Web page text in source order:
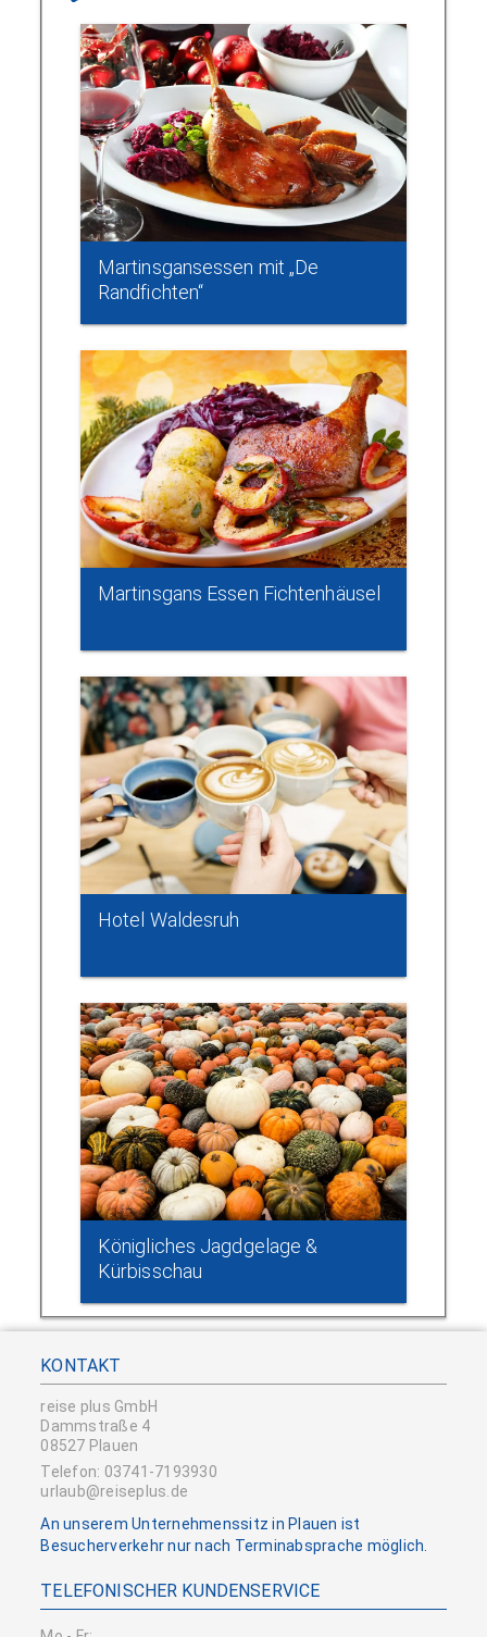
Martinsgansessen mit „De
Randfichten“
Martinsgans Essen Fichtenhäusel
Hotel Waldesruh
Königliches Jagdgelage &
Kürbisschau
KONTAKT
reise plus GmbH
Dammstraße 4
08527 Plauen
Telefon: 03741-7193930
urlaub@reiseplus.de
An unserem Unternehmenssitz in Plauen ist
Besucherverkehr nur nach Terminabsprache möglich.
TELEFONISCHER KUNDENSERVICE